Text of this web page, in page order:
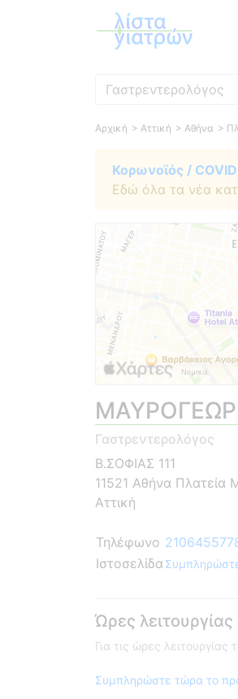
Ειδικότητα
Αρχική > Αττική > Αθήνα >
Κορωνοϊός /
Εδώ όλα τα νέα
Γαστρεντερολόγος
Β.ΣΟΦΙΑΣ 111
11521 Αθήνα Πλατεία
Αττική
Τηλέφωνο
Ιστοσελίδα
Ώρες λειτουργίας
Για τις ώρες
Συμπληρώστε τώρα το